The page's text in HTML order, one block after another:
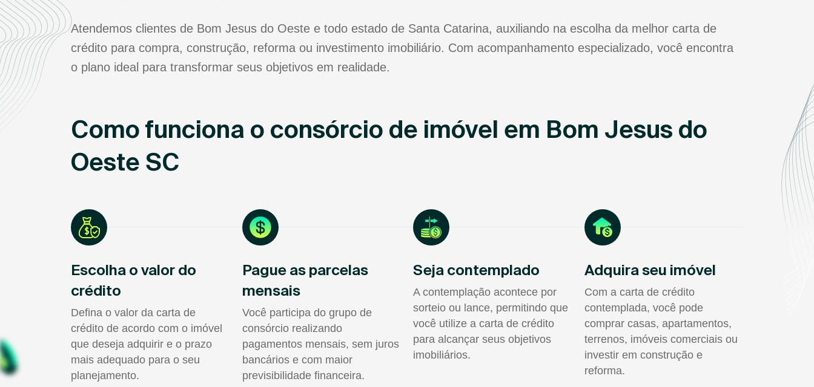
Atendemos clientes de Bom Jesus do Oeste e todo estado de Santa Catarina, auxiliando na escolha da melhor carta de
crédito para compra, construção, reforma ou investimento imobiliário. Com acompanhamento especializado, você encontra
o plano ideal para transformar seus objetivos em realidade.
Como funciona o consórcio de imóvel em Bom Jesus do
Oeste SC
Escolha o valor do
crédito
Defina o valor da carta de
crédito de acordo com o imóvel
que deseja adquirir e o prazo
mais adequado para o seu
planejamento.
Pague as parcelas
mensais
Você participa do grupo de
consórcio realizando
pagamentos mensais, sem juros
bancários e com maior
previsibilidade financeira.
Seja contemplado
A contemplação acontece por
sorteio ou lance, permitindo que
você utilize a carta de crédito
para alcançar seus objetivos
imobiliários.
Adquira seu imóvel
Com a carta de crédito
contemplada, você pode
comprar casas, apartamentos,
terrenos, imóveis comerciais ou
investir em construção e
reforma.